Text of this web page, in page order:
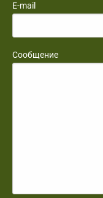
E-mail
Сообщение